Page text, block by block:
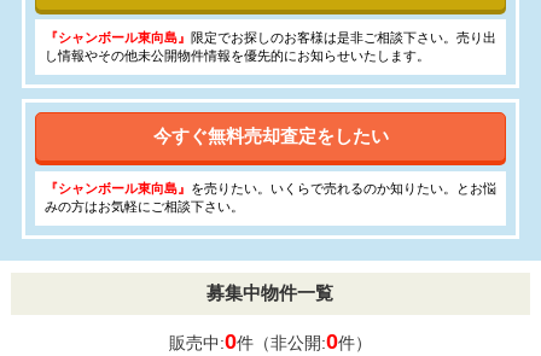
『シャンボール東向島』
限定でお探しのお客様は是非ご相談下さい。売り出
し情報やその他未公開物件情報を優先的にお知らせいたします。
今すぐ無料売却査定をしたい
『シャンボール東向島』 を売りたい。いくらで売れるのか知りたい。とお悩
みの方はお気軽にご相談下さい。
募集中物件一覧
販売中:0件（非公開:0件）